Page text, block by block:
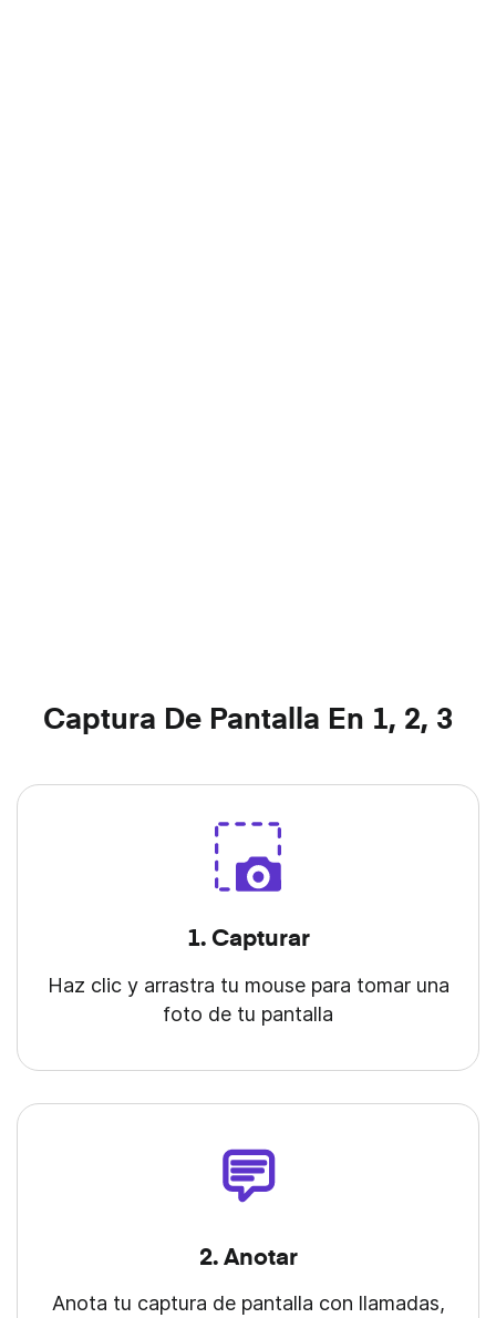
Captura De Pantalla En 1, 2, 3
1. Capturar
Haz clic y arrastra tu mouse para tomar una
foto de tu pantalla
2. Anotar
Anota tu captura de pantalla con llamadas,